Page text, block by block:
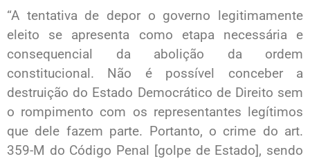
“A tentativa de depor o governo legitimamente
eleito se apresenta como etapa necessária e
consequencial da abolição da ordem
constitucional. Não é possível conceber a
destruição do Estado Democrático de Direito sem
o rompimento com os representantes legítimos
que dele fazem parte. Portanto, o crime do art.
359-M do Código Penal [golpe de Estado], sendo